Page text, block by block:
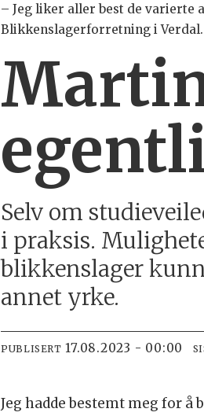
– Jeg liker aller best de varierte
Blikkenslagerforretning i Verdal.
Selv om
i praksis.
blikkenslager
annet yrke.
PUBLISERT 17.08.2023 - 00:00
Jeg hadde bestemt meg for